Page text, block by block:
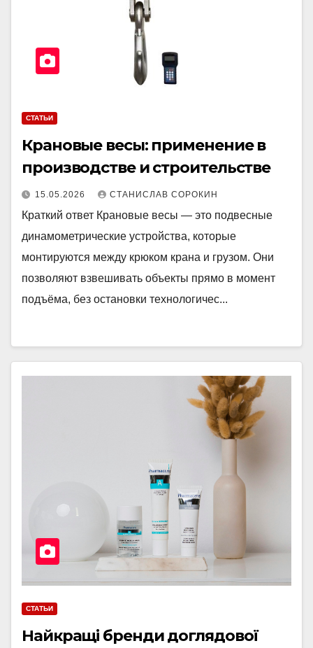
СТАТЬИ
Крановые весы: применение в
производстве и строительстве
15.05.2026 СТАНИСЛАВ СОРОКИН
Краткий ответ Крановые весы — это подвесные
динамометрические устройства, которые
монтируются между крюком крана и грузом. Они
позволяют взвешивать объекты прямо в момент
подъёма, без остановки технологичес...
СТАТЬИ
Найкращі бренди доглядової